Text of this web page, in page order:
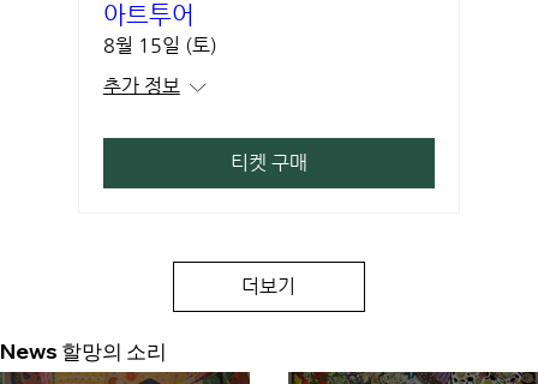
아트투어
8월 15일 (토)
추가 정보
티켓 구매
더보기
News 할망의 소리